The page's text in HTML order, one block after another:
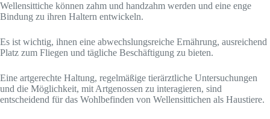
Wellensittiche können zahm und handzahm werden und eine enge
Bindung zu ihren Haltern entwickeln.
Es ist wichtig, ihnen eine abwechslungsreiche Ernährung, ausreichend
Platz zum Fliegen und tägliche Beschäftigung zu bieten.
Eine artgerechte Haltung, regelmäßige tierärztliche Untersuchungen
und die Möglichkeit, mit Artgenossen zu interagieren, sind
entscheidend für das Wohlbefinden von Wellensittichen als Haustiere.